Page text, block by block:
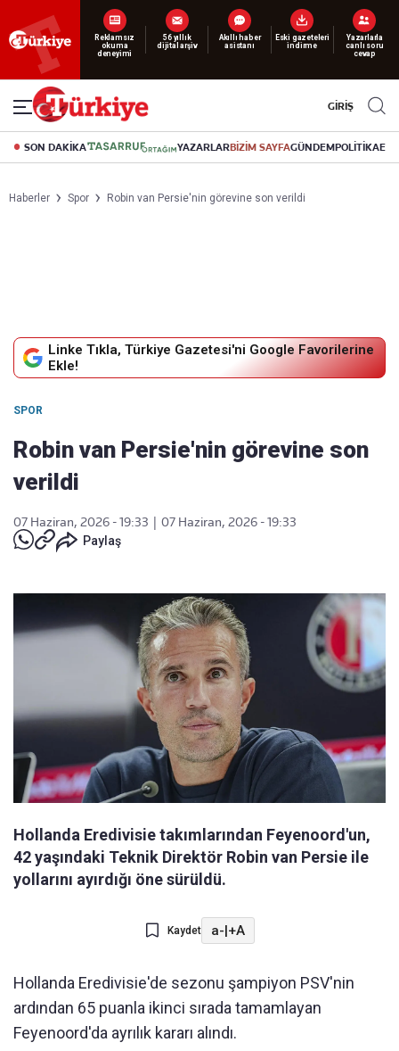
Yeni nesil dijital
abonelik 19 TL’den başlayan fiyatlarla.
GİRİŞ
SON DAKİKA YAZARLARBİZİM SAYFAGÜNDEMPOLİTİKA
Haberler Spor Robin van Persie'nin görevine son verildi
Linke Tıkla, Türkiye Gazetesi'ni Google Favorilerine
Ekle!
SPOR
Robin van Persie'nin görevine son
verildi
07 Haziran, 2026 - 19:33
07 Haziran, 2026 - 19:33
Paylaş
Hollanda Eredivisie takımlarından Feyenoord'un,
42 yaşındaki Teknik Direktör Robin van Persie ile
yollarını ayırdığı öne sürüldü.
Kaydet a-|+A
Hollanda Eredivisie'de sezonu şampiyon PSV'nin
ardından 65 puanla ikinci sırada tamamlayan
Feyenoord'da ayrılık kararı alındı.